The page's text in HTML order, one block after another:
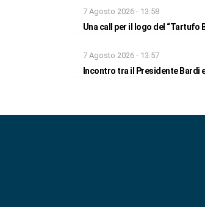
7 Agosto 2026 - 13:58
Una call per il logo del “Tartufo
7 Agosto 2026 - 13:57
Incontro tra il Presidente Bardi